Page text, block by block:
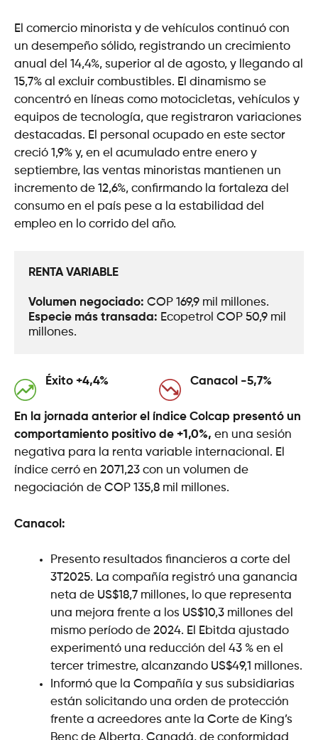
El comercio minorista y de vehículos continuó con
un desempeño sólido, registrando un crecimiento
anual del 14,4%, superior al de agosto, y llegando al
15,7% al excluir combustibles. El dinamismo se
concentró en líneas como motocicletas, vehículos y
equipos de tecnología, que registraron variaciones
destacadas. El personal ocupado en este sector
creció 1,9% y, en el acumulado entre enero y
septiembre, las ventas minoristas mantienen un
incremento de 12,6%, confirmando la fortaleza del
consumo en el país pese a la estabilidad del
empleo en lo corrido del año.
RENTA VARIABLE
Volumen negociado: COP 169,9 mil millones.
Especie más transada: Ecopetrol COP 50,9 mil
millones.
Éxito +4,4% Canacol -5,7%
En la jornada anterior el índice Colcap presentó un
comportamiento positivo de +1,0%, en una sesión
negativa para la renta variable internacional. El
índice cerró en 2071,23 con un volumen de
negociación de COP 135,8 mil millones.
Canacol:
Presento resultados financieros a corte del
3T2025. La compañía registró una ganancia
neta de US$18,7 millones, lo que representa
una mejora frente a los US$10,3 millones del
mismo período de 2024. El Ebitda ajustado
experimentó una reducción del 43 % en el
tercer trimestre, alcanzando US$49,1 millones.
Informó que la Compañía y sus subsidiarias
están solicitando una orden de protección
frente a acreedores ante la Corte de King’s
Benc de Alberta, Canadá, de conformidad